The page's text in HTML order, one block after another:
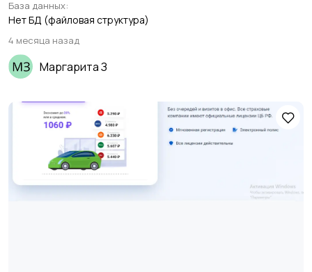
База данных:
Нет БД (файловая структура)
4 месяца назад
Маргарита З